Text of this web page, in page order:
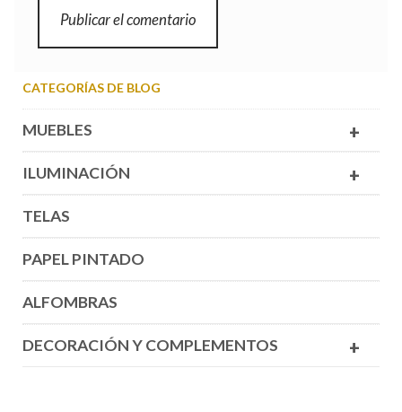
CATEGORÍAS DE BLOG
+
MUEBLES
+
ILUMINACIÓN
TELAS
PAPEL PINTADO
ALFOMBRAS
+
DECORACIÓN Y COMPLEMENTOS